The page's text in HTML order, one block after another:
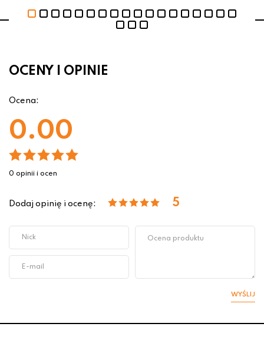
OCENY I OPINIE
Ocena:
0.00
0 opinii i ocen
Dodaj opinię i ocenę: 5
WYŚLIJ